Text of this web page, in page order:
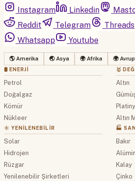
Instagram
Linkedin
Reddit
Telegram Threads
Whatsapp
Youtube
🌎 Amerika 🌏 Asya 🌍 Afrika 🌍
🛢 ENERJI
Petrol
Doğalgaz
Kömür
Nükleer
☀️ YENILENEBILIR
Solar
Hidrojen
Rüzgar
Yenilenebilir Şirketleri
🥇
Altın
Altın
🏭
Bakır
Kalay
Çinko